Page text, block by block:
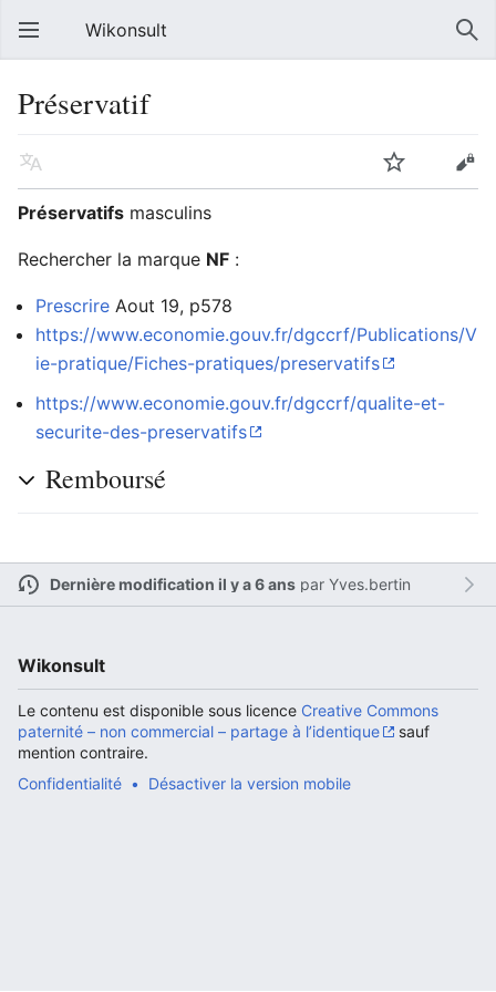
Ouvrir le menu principal
Wikonsult
Préservatif
Lire Suivre
Préservatifs masculins
Rechercher la marque NF :
Prescrire Aout 19, p578
https://www.economie.gouv.fr/dgccrf/Publications/V
ie-pratique/Fiches-pratiques/preservatifs
https://www.economie.gouv.fr/dgccrf/qualite-et-
securite-des-preservatifs
Remboursé
Dernière modification il y a 6 anspar Yves.bertin
Wikonsult
Le contenu est disponible sous licence Creative Commons
paternité – non commercial – partage à l’identique
sauf
mention contraire.
Confidentialité
Désactiver la version mobile